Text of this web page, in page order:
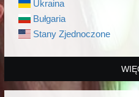
Ukraina
Bułgaria
Stany Zjednoczone